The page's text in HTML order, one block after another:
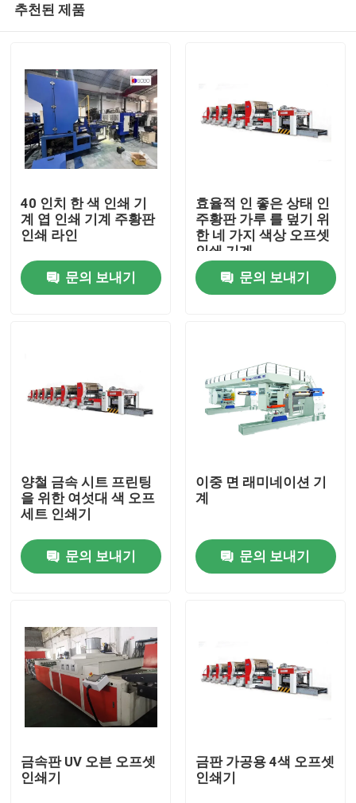
제품
회사 소개
공장 여행
인용문을 요구하세요
자동 주석은 성형기 할 수있
추천된 제품
40 인치 한 색 인쇄 기
계 엽 인쇄 기계 주황판
인쇄 라인
문의 보내기
효율적 인 좋은 상태 인
주황판 가루 를 덮기 위
한 네 가지 색상 오프셋
인쇄 기계
문의 보내기
양철 금속 시트 프린팅
을 위한 여섯대 색 오프
세트 인쇄기
문의 보내기
이중 면 래미네이션 기
계
문의 보내기
금속판 UV 오븐 오프셋
인쇄기
금판 가공용 4색 오프셋
인쇄기